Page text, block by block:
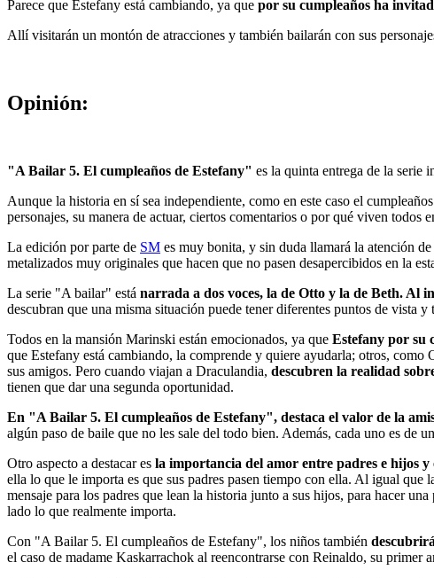
Parece que Estefany está cambiando, ya que por su cumpleaños ha
Allí visitarán un montón de atracciones y también bailarán con sus
Opinión:
"A Bailar 5. El cumpleaños de Estefany" es la quinta entrega de la serie
Aunque la historia en sí sea independiente, como en este caso el
personajes, su manera de actuar, ciertos comentarios o por qué viven
La edición por parte de SM es muy bonita, y sin duda llamará la atención
metalizados muy originales que hacen que no pasen desapercibidos en la
La serie "A bailar" está narrada a dos voces, la de Otto y la de Beth. Al
descubran que una misma situación puede tener diferentes puntos de vista
Todos en la mansión Marinski están emocionados, ya que Estefany por su
que Estefany está cambiando, la comprende y quiere ayudarla; otros,
sus amigos. Pero cuando viajan a Draculandia, descubren la realidad
tienen que dar una segunda oportunidad.
En "A Bailar 5. El cumpleaños de Estefany", destaca el valor de la
algún paso de baile que no les sale del todo bien. Además, cada uno es de
Otro aspecto a destacar es la importancia del amor entre padres e hijos
ella lo que le importa es que sus padres pasen tiempo con ella. Al igual
mensaje para los padres que lean la historia junto a sus hijos, para hacer
lado lo que realmente importa.
Con "A Bailar 5. El cumpleaños de Estefany", los niños también
el caso de madame Kaskarrachok al reencontrarse con Reinaldo, su primer